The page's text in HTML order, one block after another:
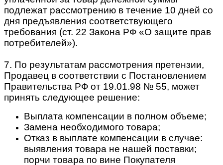
подлежат рассмотрению в течение 10 дней со
дня предъявления соответствующего
требования (ст. 22 Закона РФ «О защите прав
потребителей»).
7. По результатам рассмотрения претензии,
Продавец в соответствии с Постановлением
Правительства РФ от 19.01.98 № 55, может
принять следующее решение:
Выплата компенсации в полном объеме;
Замена необходимого товара;
Отказ в выплате компенсации в случае:
выявления товара не нашей поставки;
порчи товара по вине Покупателя